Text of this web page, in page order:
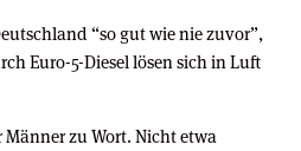
“so gut wie nie zuvor”,
Euro-5-Diesel lösen sich in Luft
zu Wort. Nicht etwa